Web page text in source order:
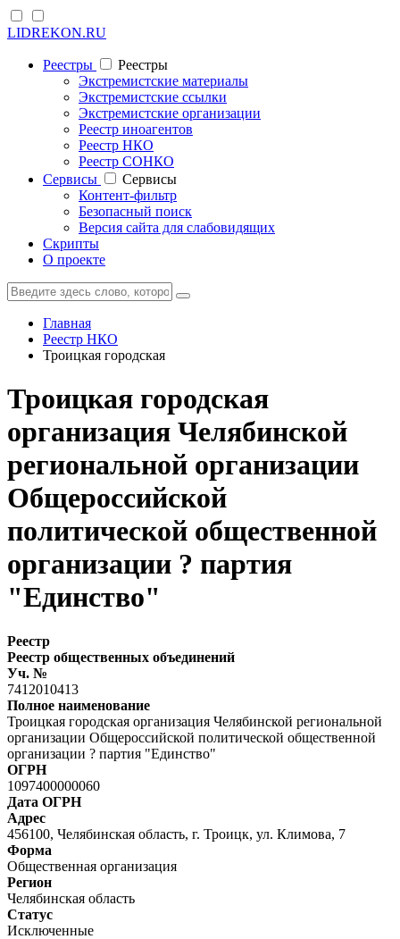
LIDREKON.RU
Реестры
Реестры
Экстремистские материалы
Экстремистские ссылки
Экстремистские организации
Реестр иноагентов
Реестр НКО
Реестр СОНКО
Cервисы
Cервисы
Контент-фильтр
Безопасный поиск
Версия сайта для слабовидящих
Скрипты
О проекте
Главная
Реестр НКО
Троицкая городская
Троицкая городская
организация Челябинской
региональной организации
Общероссийской
политической общественной
организации ? партия
"Единство"
Реестр
Реестр общественных объединений
Уч. №
7412010413
Полное наименование
Троицкая городская организация Челябинской региональной
организации Общероссийской политической общественной
организации ? партия "Единство"
ОГРН
1097400000060
Дата ОГРН
Адрес
456100, Челябинская
Форма
Общественная организация
Регион
Челябинская область
Статус
Исключенные